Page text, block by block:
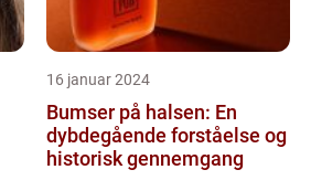
16 januar 2024
Bumser på halsen: En
dybdegående forståelse og
historisk gennemgang